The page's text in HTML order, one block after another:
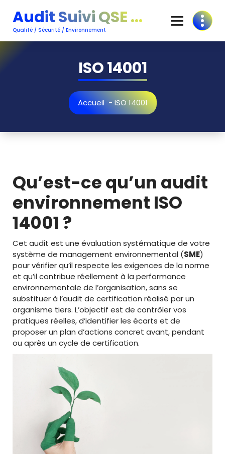
contenu
Audit Suivi QSE ...
Qualité / Sécurité / Environnement
ISO 14001
Accueil - ISO 14001
Qu’est-ce qu’un audit
environnement ISO
14001 ?
Cet audit est une évaluation systématique de votre
système de management environnemental (SME)
pour vérifier qu’il respecte les exigences de la norme
et qu’il contribue réellement à la performance
environnementale de l’organisation, sans se
substituer à l’audit de certification réalisé par un
organisme tiers. L’objectif est de contrôler vos
pratiques réelles, d’identifier les écarts et de
proposer un plan d’actions concret avant, pendant
ou après un cycle de certification.